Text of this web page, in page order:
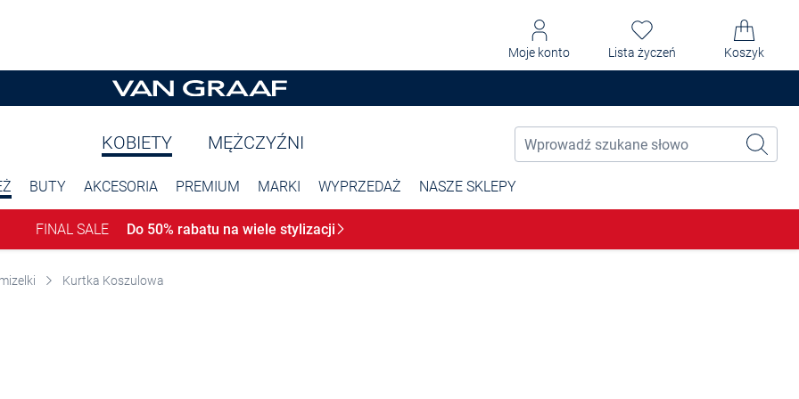
Moje konto Lista życzeń Koszyk
KOBIETY MĘŻCZYŹNI
BUTY AKCESORIA PREMIUM MARKI WYPRZEDAŻ NASZE SKLEPY
FINAL SALE Do 50% rabatu na wiele stylizacji
Kurtka Koszulowa